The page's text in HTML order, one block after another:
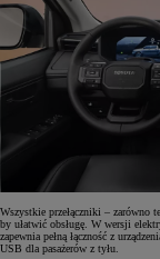
Wszystkie przełączniki – zarówno
by ułatwić obsługę. W wersji
zapewnia pełną łączność z
USB dla pasażerów z tyłu.